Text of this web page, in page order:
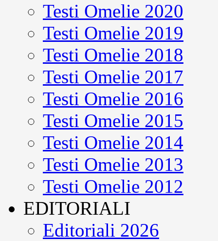
Testi Omelie 2020
Testi Omelie 2019
Testi Omelie 2018
Testi Omelie 2017
Testi Omelie 2016
Testi Omelie 2015
Testi Omelie 2014
Testi Omelie 2013
Testi Omelie 2012
EDITORIALI
Editoriali 2026